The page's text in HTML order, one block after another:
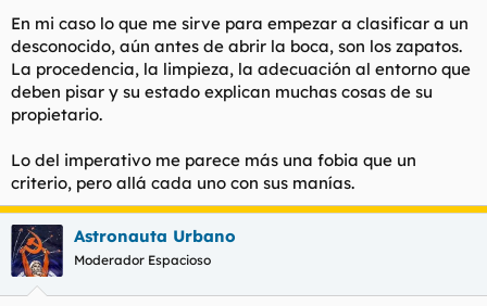
En mi caso lo que me sirve para empezar a clasificar a un
desconocido, aún antes de abrir la boca, son los zapatos.
La procedencia, la limpieza, la adecuación al entorno que
deben pisar y su estado explican muchas cosas de su
propietario.
Lo del imperativo me parece más una fobia que un
criterio, pero allá cada uno con sus manías.
Astronauta Urbano
Moderador Espacioso